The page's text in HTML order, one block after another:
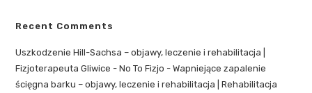
Recent Comments
Uszkodzenie Hill-Sachsa – objawy, leczenie i rehabilitacja |
Fizjoterapeuta Gliwice - No To Fizjo -Wapniejące zapalenie
ścięgna barku – objawy, leczenie i rehabilitacja | Rehabilitacja